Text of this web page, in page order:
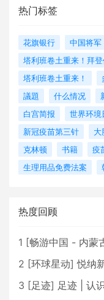
热门标签
花旗银行 中国将军
塔利班卷土重来！拜
塔利班卷土重来！
議題
什么情况
白宫简报
世界环境
新冠疫苗第三针
大
克林顿
书籍 疫
生理用品免费法案
热度回顾
1 [畅游中国 - 内蒙
2 [环球星动] 悦纳
3 [足迹] 足迹 | 认